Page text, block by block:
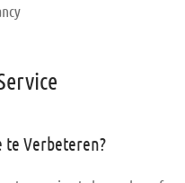
te Verbeteren?